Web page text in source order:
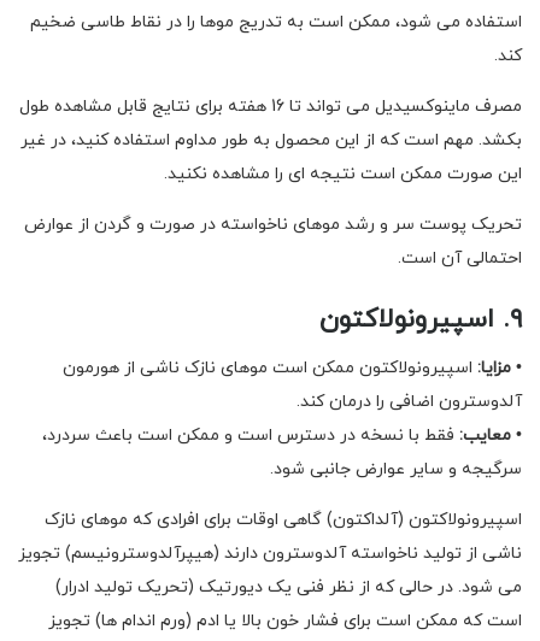
استفاده می شود، ممکن است به تدریج موها را در نقاط طاسی ضخیم
کند.
مصرف ماینوکسیدیل می تواند تا 16 هفته برای نتایج قابل مشاهده طول
بکشد. مهم است که از این محصول به طور مداوم استفاده کنید، در غیر
این صورت ممکن است نتیجه ای را مشاهده نکنید.
تحریک پوست سر و رشد موهای ناخواسته در صورت و گردن از عوارض
احتمالی آن است.
۹. اسپیرونولاکتون
• مزایا: اسپیرونولاکتون ممکن است موهای نازک ناشی از هورمون
آلدوسترون اضافی را درمان کند.
• معایب: فقط با نسخه در دسترس است و ممکن است باعث سردرد،
سرگیجه و سایر عوارض جانبی شود.
اسپیرونولاکتون (آلداکتون) گاهی اوقات برای افرادی که موهای نازک
ناشی از تولید ناخواسته آلدوسترون دارند (هیپرآلدوسترونیسم) تجویز
می شود. در حالی که از نظر فنی یک دیورتیک (تحریک تولید ادرار)
است که ممکن است برای فشار خون بالا یا ادم (ورم اندام ها) تجویز